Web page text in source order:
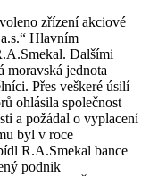
zřízení akciové
Hlavním
Dalšími
moravská jednota
Přes veškeré úsilí
ohlásila společnost
a požádal o vyplacení
byl v roce
R.A.Smekal bance
podnik